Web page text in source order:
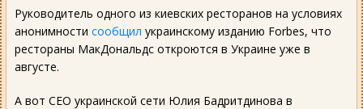
Руководитель одного из киевских ресторанов на условиях
анонимности сообщил украинскому изданию Forbes, что
рестораны МакДональдс откроются в Украине уже в
августе.
А вот СЕО украинской сети Юлия Бадритдинова в